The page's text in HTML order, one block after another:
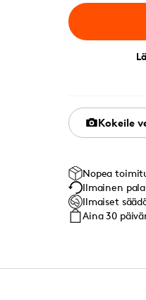
Kokeile
Nopea
Ilmainen
Ilmaiset
Aina 30